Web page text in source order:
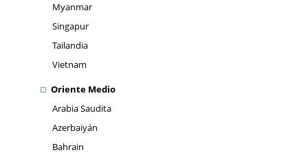
Myanmar
Singapur
Tailandia
Vietnam
Oriente Medio
Arabia Saudita
Azerbaiyán
Bahrain